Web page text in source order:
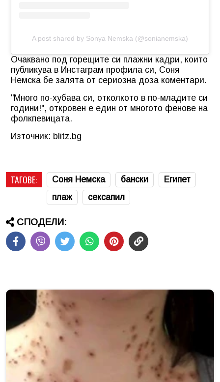
A post shared by Sonya Nemska (@sonianemska)
Очаквано под горещите си плажни кадри, които
публикува в Инстаграм профила си, Соня
Немска бе залята от сериозна доза коментари.
"Много по-хубава си, отколкото в по-младите си
години!", откровен е един от многото фенове на
фолкпевицата.
Източник: blitz.bg
ТАГОВЕ: Соня Немска бански
Египет
плаж
сексапил
СПОДЕЛИ: